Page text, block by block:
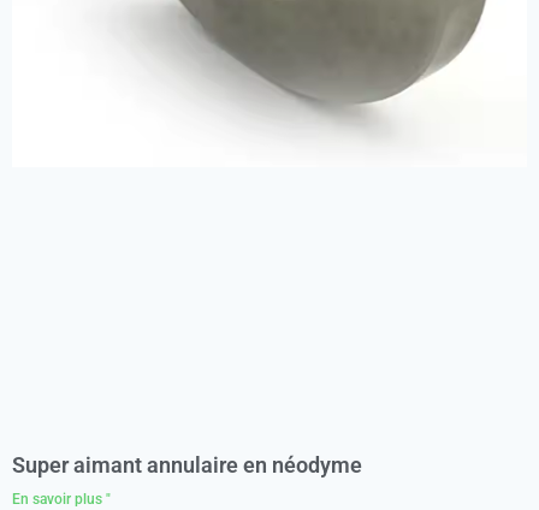
Super aimant annulaire en néodyme
En savoir plus "